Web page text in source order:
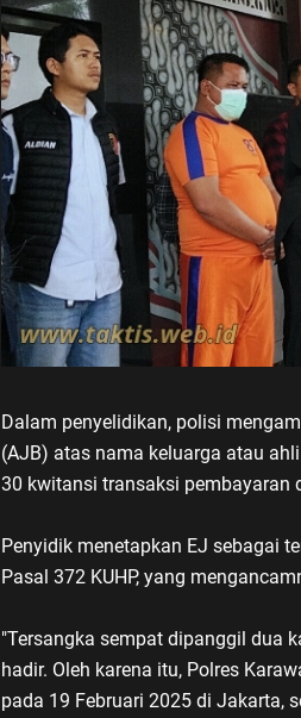
Dalam penyelidikan, polisi
(AJB) atas nama keluarga atau
30 kwitansi transaksi pembayaran
Penyidik menetapkan EJ sebagai
Pasal 372 KUHP, yang
"Tersangka sempat dipanggil dua
hadir. Oleh karena itu, Polres
pada 19 Februari 2025 di Jakarta,